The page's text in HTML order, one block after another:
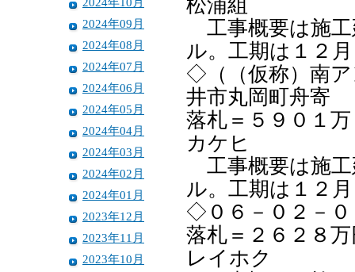
2024年09月
2024年08月
2024年07月
2024年06月
2024年05月
2024年04月
2024年03月
2024年02月
2024年01月
2023年12月
2023年11月
2023年10月
松浦組
工事概要は施工
ル。工期は１２
◇（（仮称）南
井市丸岡町舟寄
落札＝５９０１
カケヒ
工事概要は施工
ル。工期は１２
◇０６－０２－
落札＝２６２８
レイホク